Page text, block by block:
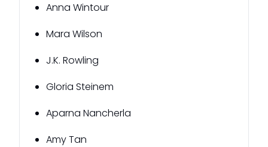
Anna Wintour
Mara Wilson
J.K. Rowling
Gloria Steinem
Aparna Nancherla
Amy Tan